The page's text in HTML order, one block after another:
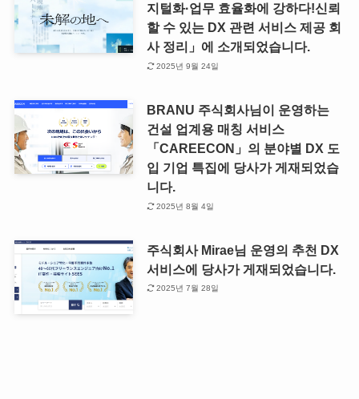
지털화·업무 효율화에 강하다!신뢰
할 수 있는 DX 관련 서비스 제공 회
사 정리」에 소개되었습니다.
2025년 9월 24일
BRANU 주식회사님이 운영하는
건설 업계용 매칭 서비스
「CAREECON」의 분야별 DX 도
입 기업 특집에 당사가 게재되었습
니다.
2025년 8월 4일
주식회사 Mirae님 운영의 추천 DX
서비스에 당사가 게재되었습니다.
2025년 7월 28일